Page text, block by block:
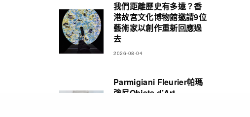
我們距離歷史有多遠？香
港故宮文化博物館邀請9位
藝術家以創作重新回應過
去
2026-08-04
Parmigiani Fleurier帕瑪
強尼Objets d’Art